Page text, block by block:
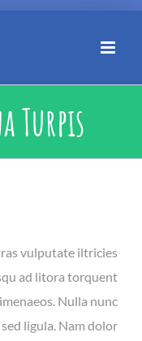
Turpis
vulputate iltricies
ad litora torquent
Nulla nunc
ligula. Nam dolor